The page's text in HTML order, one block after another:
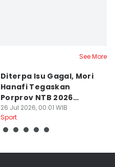
See More
Diterpa Isu Gagal, Mori
Hanafi Tegaskan
Porprov NTB 2026
Sukses Digelar
26 Jul 2026, 00:01 WIB
Sport